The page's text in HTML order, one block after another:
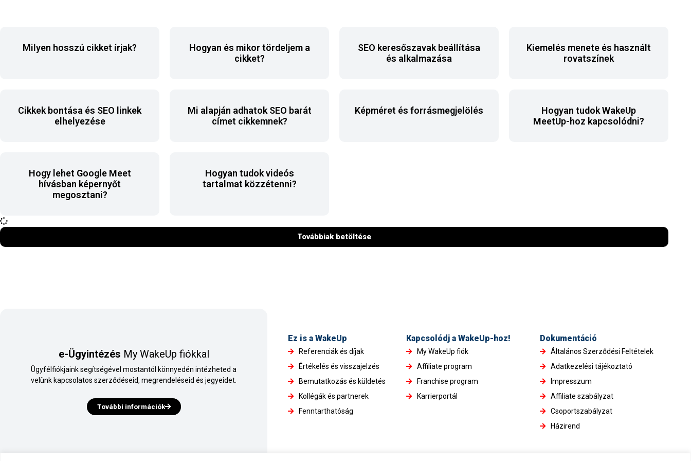
Milyen hosszú cikket írjak?
Hogyan és mikor tördeljem a
cikket?
SEO keresőszavak beállítása
és alkalmazása
Kiemelés menete és használt
rovatszínek
Cikkek bontása és SEO linkek
elhelyezése
Mi alapján adhatok SEO barát
címet cikkemnek?
Képméret és forrásmegjelölés
Hogyan tudok WakeUp
MeetUp-hoz kapcsolódni?
Hogy lehet Google Meet
hívásban képernyőt
megosztani?
Hogyan tudok videós
tartalmat közzétenni?
Továbbiak betöltése
e-Ügyintézés My WakeUp fiókkal
Ügyfélfiókjaink segítségével mostantól könnyedén intézheted a
velünk kapcsolatos szerződéseid, megrendeléseid és jegyeidet.
További információk
Ez is a WakeUp
Referenciák és díjak
Értékelés és visszajelzés
Bemutatkozás és küldetés
Kollégák és partnerek
Fenntarthatóság
Kapcsolódj a WakeUp-hoz!
My WakeUp fiók
Affiliate program
Franchise program
Karrierportál
Dokumentáció
Általános Szerződési Feltételek
Adatkezelési tájékoztató
Impresszum
Affiliate szabályzat
Csoportszabályzat
Házirend